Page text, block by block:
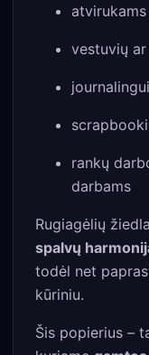
vestuvių
rankų
darbams
Rugiagėlių
spalvų
todėl net
kūriniu.
Šis popierius –